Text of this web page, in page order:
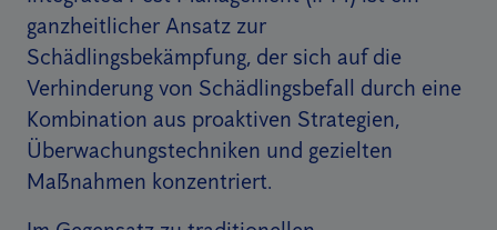
ganzheitlicher Ansatz zur
Schädlingsbekämpfung, der sich auf die
Verhinderung von Schädlingsbefall durch eine
Kombination aus proaktiven Strategien,
Überwachungstechniken und gezielten
Maßnahmen konzentriert.